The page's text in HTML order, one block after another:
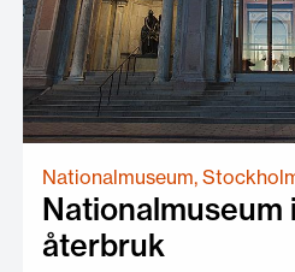
Nationalmuseum,
Nationalmuseum
återbruk